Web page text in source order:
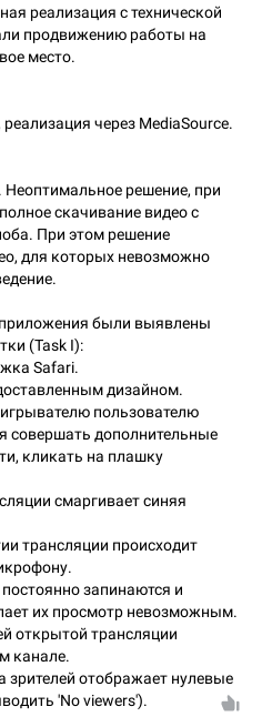
реализация с технической
продвижению работы на
место.
через MediaSource.
Неоптимальное решение, при
скачивание видео с
При этом решение
для которых невозможно
приложения были выявлены
(Task I):
Safari.
дизайном.
пользователю
совершать дополнительные
кликать на плашку
смаргивает синяя
трансляции происходит
запинаются и
их просмотр невозможным.
открытой трансляции
канале.
зрителей отображает нулевые
'No viewers').